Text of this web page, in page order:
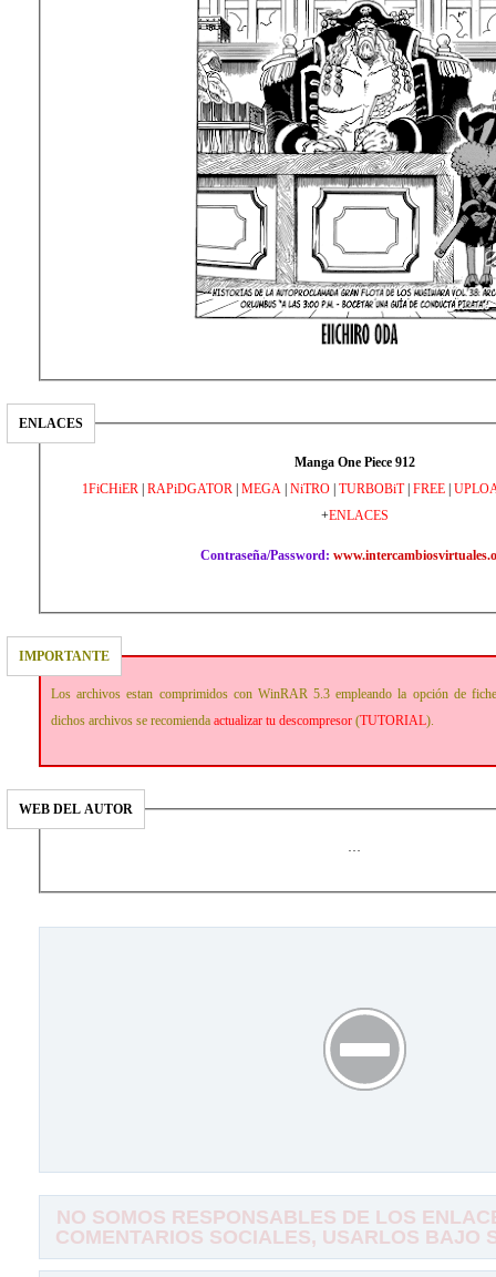
ENLACES
Manga One Piece 912
1FiCHiER | RAPiDGATOR | MEGA | NiTRO| TURBOBiT| FREE|
+ENLACES
Contraseña/Password:
IMPORTANTE
Los archivos estan comprimidos con WinRAR 5.3 empleando la opción de
dichos archivos se recomienda actualizar tu descompresor (TUTORIAL).
WEB DEL AUTOR
…
NO SOMOS RESPONSABLES DE LOS
COMENTARIOS SOCIALES, USARLOS BAJO